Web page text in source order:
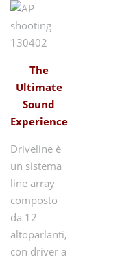
The
Ultimate
Sound
Experience
Driveline è
un sistema
line array
composto
da 12
altoparlanti,
con driver a